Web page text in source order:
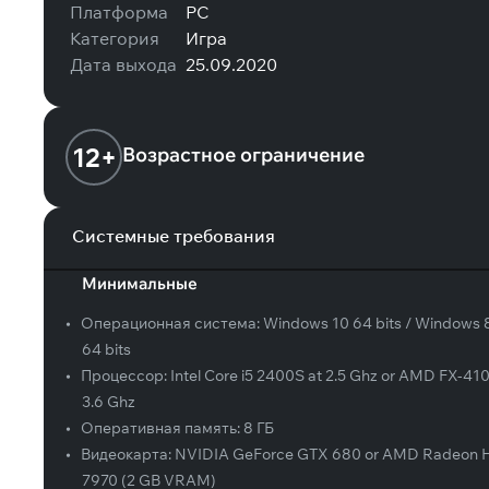
Платформа
PC
Категория
Игра
Дата выхода 25.09.2020
12+ Возрастное ограничение
Системные требования
Минимальные
• Операционная система:Windows 10 64 bits / Windows
64 bits
•
Процессор: Intel Core i5 2400S at 2.5 Ghz or AMD FX-
3.6 Ghz
•
Оперативная память: 8 ГБ
•
Видеокарта: NVIDIA GeForce GTX 680 or AMD Radeon
7970 (2 GB VRAM)